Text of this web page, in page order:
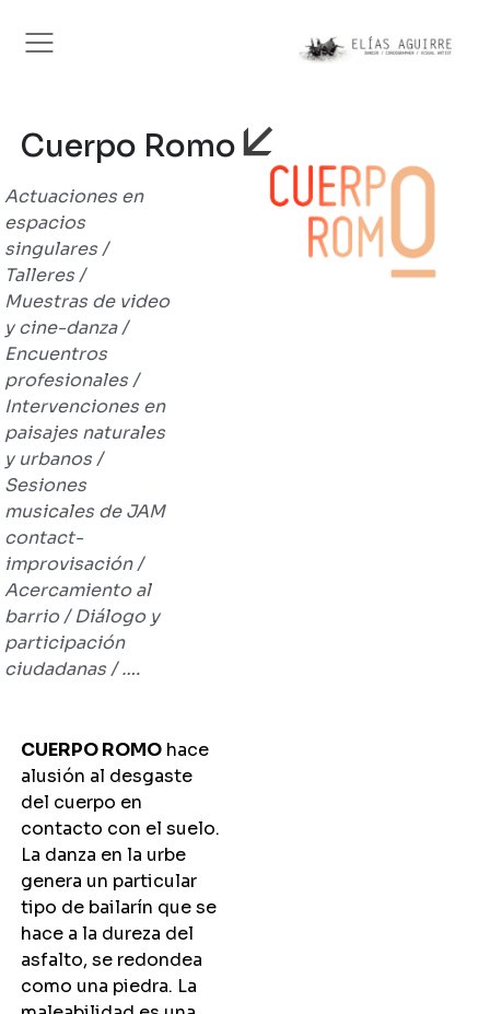
Cuerpo Romo
Actuaciones en
espacios
singulares /
Talleres /
Muestras de video
y cine-danza /
Encuentros
profesionales /
Intervenciones en
paisajes naturales
y urbanos /
Sesiones
musicales de JAM
contact-
improvisación /
Acercamiento al
barrio / Diálogo y
participación
ciudadanas / ….
CUERPO ROMOhace
alusión al desgaste
del cuerpo en
contacto con el suelo.
La danza en la urbe
genera un particular
tipo de bailarín que se
hace a la dureza del
asfalto, se redondea
como una piedra. La